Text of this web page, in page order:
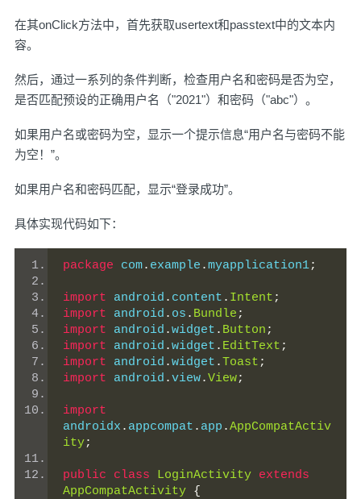
在其onClick方法中，首先获取usertext和passtext中的文本内
容。
然后，通过一系列的条件判断，检查用户名和密码是否为空，
是否匹配预设的正确用户名（"2021"）和密码（"abc"）。
如果用户名或密码为空，显示一个提示信息“用户名与密码不能
为空！”。
如果用户名和密码匹配，显示“登录成功”。
具体实现代码如下：
package com. example .myapplication1;
import android . content . Intent ;
import android . os . Bundle ;
import android .widget . Button ;
import android .widget . EditText ;
import android .widget .Toast ;
import android .view.View;
import
androidx . appcompat . app .AppCompatActiv
ity;
public class LoginActivity extends
AppCompatActivity {